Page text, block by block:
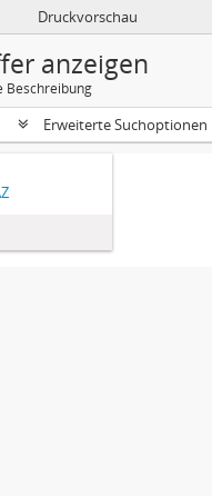
Druckvorschau
anzeigen
Beschreibung
Erweiterte Suchoptionen